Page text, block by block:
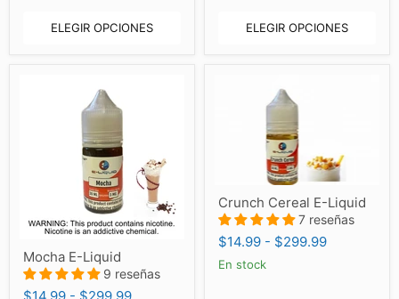
ELEGIR OPCIONES ELEGIR OPCIONES
E-
Liquid
Mocha E-Liquid
9 reseñas
Cereal
E-
Liquid
Crunch Cereal E-Liquid
7 reseñas
$14.99 - $299.99
En stock